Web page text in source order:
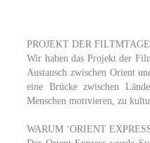
PROJEKT DER FILTMTAGE
Wir haben das Projekt der
Austausch zwischen Orient
eine Brücke zwischen
Menschen motivieren, zu
WARUM ‘ORIENT